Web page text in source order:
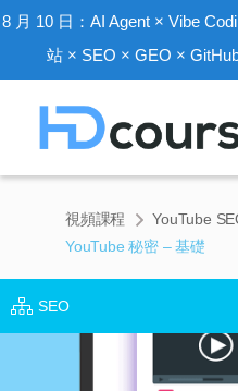
8 月 10 日：AI Agent × Vibe
站 × SEO × GEO ×
視頻課程
YouTube
YouTube 秘密 – 基礎
SEO